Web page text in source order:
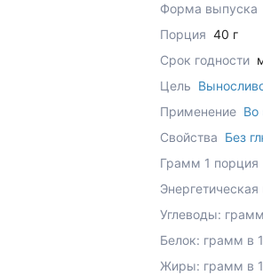
Форма выпуска
Порция 40 г
Срок годности
Цель
Применение Во
Свойства Без
Грамм 1 порция
Углеводы:
Белок: грамм в
Жиры: грамм в